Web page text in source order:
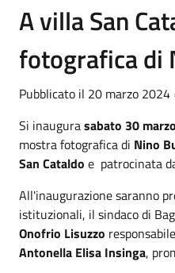
A villa San
fotografica di
Pubblicato il 20 marzo 2024
Si inaugurasabato 30 marzo
mostra fotografica di Nino
San Cataldo e patrocinata
All'inaugurazione saranno
istituzionali, il sindaco di
Onofrio Lisuzzo
Antonella Elisa Insinga,